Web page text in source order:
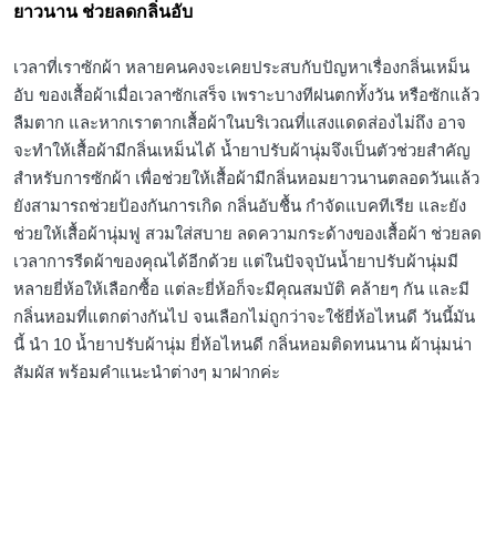
ยาวนาน ช่วยลดกลิ่นอับ
เวลาที่เราซักผ้า หลายคนคงจะเคยประสบกับปัญหาเรื่องกลิ่นเหม็น
อับ ของเสื้อผ้าเมื่อเวลาซักเสร็จ เพราะบางทีฝนตกทั้งวัน หรือซักแล้ว
ลืมตาก และหากเราตากเสื้อผ้าในบริเวณที่แสงแดดส่องไม่ถึง อาจ
จะทำให้เสื้อผ้ามีกลิ่นเหม็นได้ น้ำยาปรับผ้านุ่มจึงเป็นตัวช่วยสำคัญ
สำหรับการซักผ้า เพื่อช่วยให้เสื้อผ้ามีกลิ่นหอมยาวนานตลอดวันแล้ว
ยังสามารถช่วยป้องกันการเกิด กลิ่นอับชื้น กำจัดแบคทีเรีย และยัง
ช่วยให้เสื้อผ้านุ่มฟู สวมใส่สบาย ลดความกระด้างของเสื้อผ้า ช่วยลด
เวลาการรีดผ้าของคุณได้อีกด้วย แต่ในปัจจุบันน้ำยาปรับผ้านุ่มมี
หลายยี่ห้อให้เลือกซื้อ แต่ละยี่ห้อก็จะมีคุณสมบัติ คล้ายๆ กัน และมี
กลิ่นหอมที่แตกต่างกันไป จนเลือกไม่ถูกว่าจะใช้ยี่ห้อไหนดี วันนี้มัน
นี้ นำ 10 น้ำยาปรับผ้านุ่ม ยี่ห้อไหนดี กลิ่นหอมติดทนนาน ผ้านุ่มน่า
สัมผัส พร้อมคำแนะนำต่างๆ มาฝากค่ะ